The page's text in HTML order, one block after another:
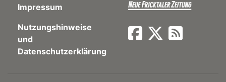
App
Impressum
Nutzungshinweise
und
Datenschutzerklärung